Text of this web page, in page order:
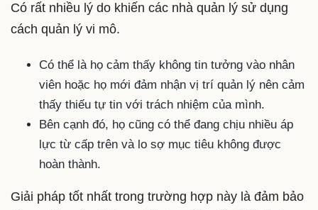
Có rất nhiều lý do khiến các nhà quản lý sử dụng
cách quản lý vi mô.
Có thể là họ cảm thấy không tin tưởng vào nhân
viên hoặc họ mới đảm nhận vị trí quản lý nên cảm
thấy thiếu tự tin với trách nhiệm của mình.
Bên cạnh đó, họ cũng có thể đang chịu nhiều áp
lực từ cấp trên và lo sợ mục tiêu không được
hoàn thành.
Giải pháp tốt nhất trong trường hợp này là đảm bảo